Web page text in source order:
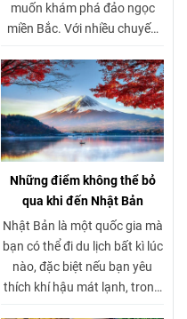
muốn khám phá đảo ngọc
miền Bắc. Với nhiều chuyến
Bà mang đến hành trình an
toàn, nhanh chóng và thoải
mái. Du khách có thể dễ dàng
đặt xe đi Cát Bà, lựa chọn xe
limousine đi Cát Bà hoặc xe
khách đi Cát Bà phù hợp nhu
cầu. Cập nhật giá vé xe đi Cát
Bà hấp dẫn, khởi hành linh
hoạt từ Hà Nội và Hải Phòng.
Những điểm không thể bỏ
qua khi đến Nhật Bản
Nhật Bản là một quốc gia mà
bạn có thể đi du lịch bất kì lúc
nào, đặc biệt nếu bạn yêu
thích khí hậu mát lạnh, trong